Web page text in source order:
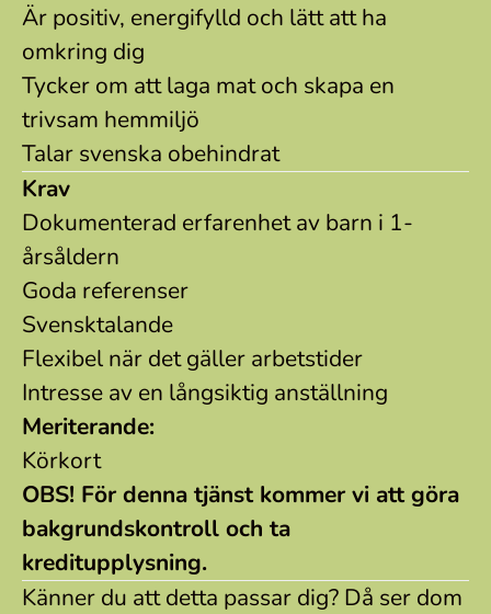
Är positiv, energifylld och lätt att ha
omkring dig
Tycker om att laga mat och skapa en
trivsam hemmiljö
Talar svenska obehindrat
Krav
Dokumenterad erfarenhet av barn i 1-
årsåldern
Goda referenser
Svensktalande
Flexibel när det gäller arbetstider
Intresse av en långsiktig anställning
Meriterande:
Körkort
OBS! För denna tjänst kommer vi att göra
bakgrundskontroll och ta
kreditupplysning.
Känner du att detta passar dig? Då ser dom